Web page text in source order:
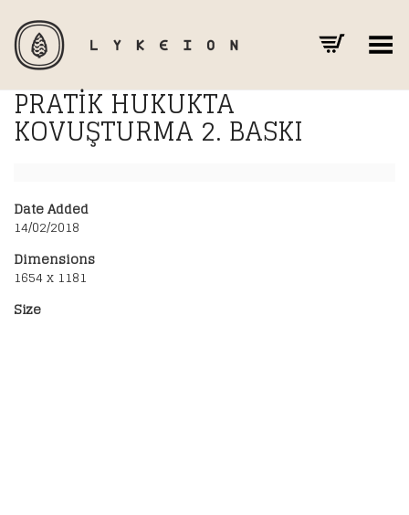
Toggle Menu
PRATIK HUKUKTA
KOVUŞTURMA 2. BASKI
Date Added
14/02/2018
Dimensions
1654 x 1181
Size